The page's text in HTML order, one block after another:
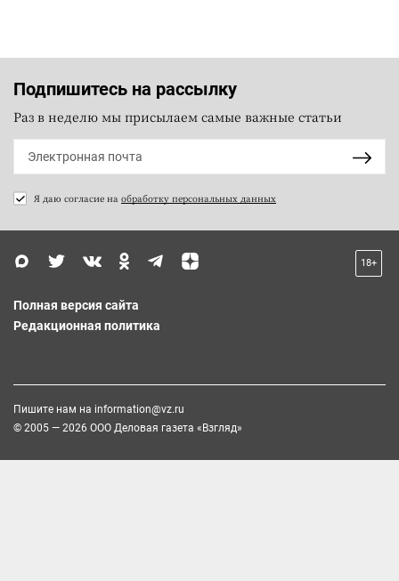
Подпишитесь на рассылку
Раз в неделю мы присылаем самые важные статьи
Я даю согласие на обработку персональных данных
18+
Полная версия сайта
Редакционная политика
Пишите нам на information@vz.ru
© 2005 — 2026 ООО Деловая газета «Взгляд»